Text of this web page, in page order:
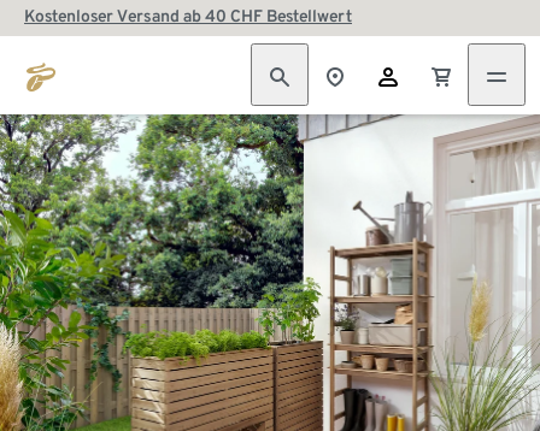
Kostenloser Versand ab 40 CHF Bestellwert